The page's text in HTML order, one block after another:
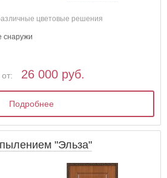
цветовые решения
снаружи
26 000 руб.
Подробнее
"Эльза"